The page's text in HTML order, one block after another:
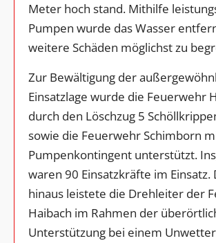
Meter hoch stand. Mithilfe
Pumpen wurde das Wasser
weitere Schäden möglichst zu
Zur Bewältigung der
Einsatzlage wurde die Feuerwehr
durch den Löschzug 5
sowie die Feuerwehr Schimborn
Pumpenkontingent unterstützt.
waren 90 Einsatzkräfte im Einsatz.
hinaus leistete die Drehleiter der
Haibach im Rahmen der
Unterstützung bei einem